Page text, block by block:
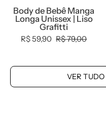
Grafitti
-
MiniMalista
-
0.4,
Body de Bebê Manga
Longa Unissex | Liso
Grafitti
R$ 59,90 R$ 79,00
VER